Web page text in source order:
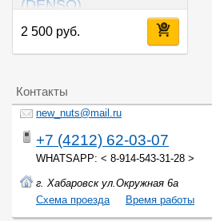
(DENSO)
2 500 руб.
Контакты
new_nuts@mail.ru
+7 (4212) 62-03-07
WHATSAPP: < 8-914-543-31-28 >
г. Хабаровск ул.Окружная 6а
Cхема проезда
Время работы